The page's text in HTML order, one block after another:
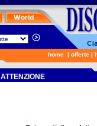
home | offerte |
ATTENZIONE